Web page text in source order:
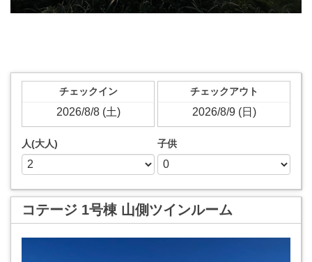
チェックイン チェックアウト
人(大人) 子供
コテージ 1号棟 山側ツインルーム